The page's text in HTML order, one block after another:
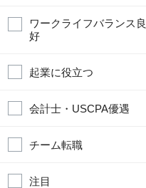
ワークライフバランス良
好
起業に役立つ
会計士・USCPA優遇
チーム転職
注目